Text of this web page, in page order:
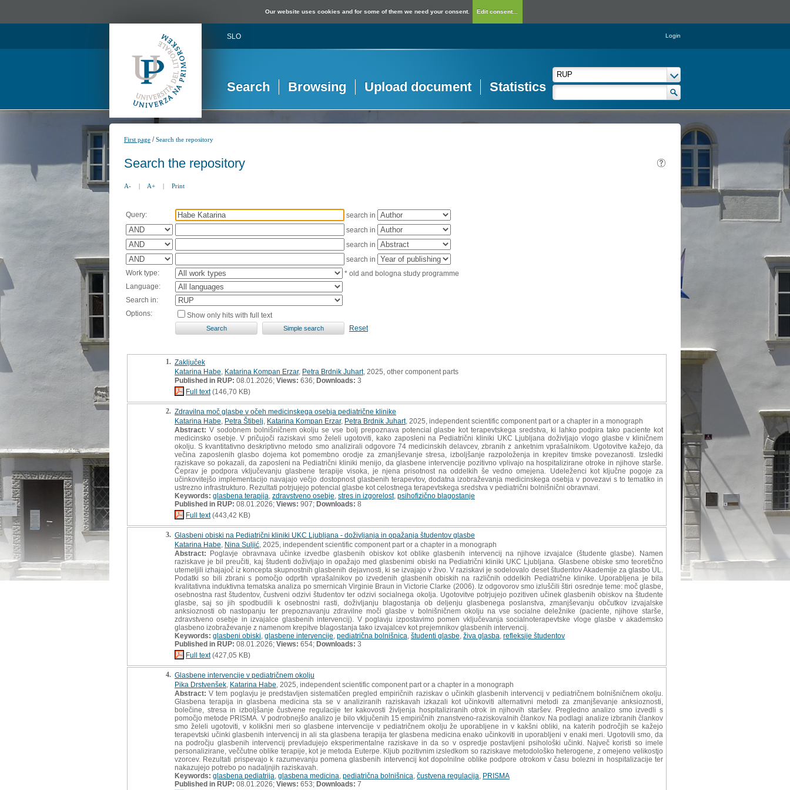
Our website uses cookies and for some of them we need your consent. Edit consent...
SLO Login
Search Browsing Upload document Statistics
First page /Search the repository
Search the repository
A- | A+ | Print
Query:
search in
search in
search in
search in
Work type:
* old and bologna study programme
Language:
Search in:
Options:
Show only hits with full text
Reset
1. Zaključek
Katarina Habe Katarina Kompan Erzar, Petra Brdnik Juhart, 2025, other component parts
Published in RUP: 08.01.2026; Views: 636; Downloads: 3
Full text(146,70 KB)
2. Zdravilna moč glasbe v očeh medicinskega osebja pediatrične klinike
Katarina Habe Petra Štibelj Katarina Kompan Erzar, Petra Brdnik Juhart, 2025, independent scientific component part or a chapter in a monograph
Abstract: V sodobnem bolnišničnem okolju se vse bolj prepoznava potencial glasbe kot terapevtskega sredstva, ki lahko podpira tako paciente kot
medicinsko osebje. V pričujoči raziskavi smo želeli ugotoviti, kako zaposleni na Pediatrični kliniki UKC Ljubljana doživljajo vlogo glasbe v kliničnem
okolju. S kvantitativno deskriptivno metodo smo analizirali odgovore 74 medicinskih delavcev, zbranih z anketnim vprašalnikom. Ugotovitve kažejo, da
večina zaposlenih glasbo dojema kot pomembno orodje za zmanjševanje stresa, izboljšanje razpoloženja in krepitev timske povezanosti. Izsledki
raziskave so pokazali, da zaposleni na Pediatrični kliniki menijo, da glasbene intervencije pozitivno vplivajo na hospitalizirane otroke in njihove starše.
Čeprav je podpora vključevanju glasbene terapije visoka, je njena prisotnost na oddelkih še vedno omejena. Udeleženci kot ključne pogoje za
učinkovitejšo implementacijo navajajo večjo dostopnost glasbenih terapevtov, dodatna izobraževanja medicinskega osebja v povezavi s to tematiko in
ustrezno infrastrukturo. Rezultati potrjujejo potencial glasbe kot celostnega terapevtskega sredstva v pediatrični bolnišnični obravnavi.
Keywords: glasbena terapija zdravstveno osebje stres in izgorelost, psihofizično blagostanje
Published in RUP: 08.01.2026; Views: 907; Downloads: 8
Full text(443,42 KB)
3. Glasbeni obiski na Pediatrični kliniki UKC Ljubljana - doživljanja in opažanja študentov glasbe
Katarina Habe Nina Suljić , 2025, independent scientific component part or a chapter in a monograph
Abstract: Poglavje obravnava učinke izvedbe glasbenih obiskov kot oblike glasbenih intervencij na njihove izvajalce (študente glasbe). Namen
raziskave je bil preučiti, kaj študenti doživljajo in opažajo med glasbenimi obiski na Pediatrični kliniki UKC Ljubljana. Glasbene obiske smo teoretično
utemeljili izhajajoč iz koncepta skupnostnih glasbenih dejavnosti, ki se izvajajo v živo. V raziskavi je sodelovalo deset študentov Akademije za glasbo UL.
Podatki so bili zbrani s pomočjo odprtih vprašalnikov po izvedenih glasbenih obiskih na različnih oddelkih Pediatrične klinike. Uporabljena je bila
kvalitativna induktivna tematska analiza po smernicah Virginie Braun in Victorie Clarke (2006). Iz odgovorov smo izluščili štiri osrednje teme: moč glasbe,
osebnostna rast študentov, čustveni odzivi študentov ter odzivi socialnega okolja. Ugotovitve potrjujejo pozitiven učinek glasbenih obiskov na študente
glasbe, saj so jih spodbudili k osebnostni rasti, doživljanju blagostanja ob deljenju glasbenega poslanstva, zmanjševanju občutkov izvajalske
anksioznosti ob nastopanju ter prepoznavanju zdravilne moči glasbe v bolnišničnem okolju na vse socialne deležnike (paciente, njihove starše,
zdravstveno osebje in izvajalce glasbenih intervencij). V poglavju izpostavimo pomen vključevanja socialnoterapevtske vloge glasbe v akademsko
glasbeno izobraževanje z namenom krepitve blagostanja tako izvajalcev kot prejemnikov glasbenih intervencij.
Keywords: glasbeni obiski glasbene intervencije pediatrična bolnišnica študenti glasbe živa glasba refleksije študentov
Published in RUP: 08.01.2026; Views: 654; Downloads: 3
Full text(427,05 KB)
4. Glasbene intervencije v pediatričnem okolju
Pika Drstvenšek Katarina Habe , 2025, independent scientific component part or a chapter in a monograph
Abstract: V tem poglavju je predstavljen sistematičen pregled empiričnih raziskav o učinkih glasbenih intervencij v pediatričnem bolnišničnem okolju.
Glasbena terapija in glasbena medicina sta se v analiziranih raziskavah izkazali kot učinkoviti alternativni metodi za zmanjševanje anksioznosti,
bolečine, stresa in izboljšanje čustvene regulacije ter kakovosti življenja hospitaliziranih otrok in njihovih staršev. Pregledno analizo smo izvedli s
pomočjo metode PRISMA. V podrobnejšo analizo je bilo vključenih 15 empiričnih znanstveno-raziskovalnih člankov. Na podlagi analize izbranih člankov
smo želeli ugotoviti, v kolikšni meri so glasbene intervencije v pediatričnem okolju že uporabljene in v kakšni obliki, na katerih področjih se kažejo
terapevtski učinki glasbenih intervencij in ali sta glasbena terapija ter glasbena medicina enako učinkoviti in uporabljeni v enaki meri. Ugotovili smo, da
na področju glasbenih intervencij prevladujejo eksperimentalne raziskave in da so v ospredje postavljeni psihološki učinki. Največ koristi so imele
personalizirane, veččutne oblike terapije, kot je metoda Euterpe. Kljub pozitivnim izsledkom so raziskave metodološko heterogene, z omejeno velikostjo
vzorcev. Rezultati prispevajo k razumevanju pomena glasbenih intervencij kot dopolnilne oblike podpore otrokom v času bolezni in hospitalizacije ter
nakazujejo potrebo po nadaljnjih raziskavah.
Keywords: glasbena pediatrija glasbena medicina pediatrična bolnišnica čustvena regulacija PRISMA
Published in RUP: 08.01.2026; Views: 653; Downloads: 7